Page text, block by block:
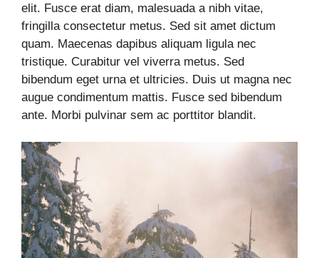
elit. Fusce erat diam, malesuada a nibh vitae,
fringilla consectetur metus. Sed sit amet dictum
quam. Maecenas dapibus aliquam ligula nec
tristique. Curabitur vel viverra metus. Sed
bibendum eget urna et ultricies. Duis ut magna nec
augue condimentum mattis. Fusce sed bibendum
ante. Morbi pulvinar sem ac porttitor blandit.